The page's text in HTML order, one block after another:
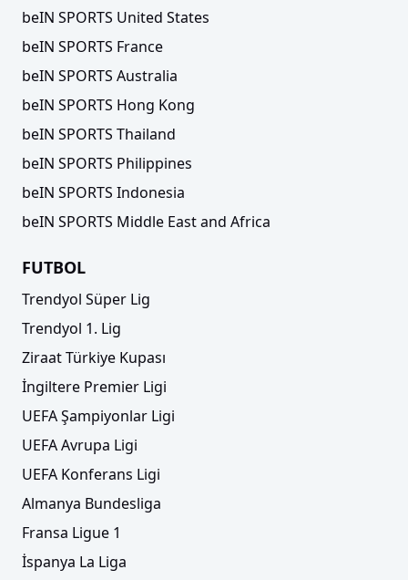
beIN SPORTS United States
beIN SPORTS France
beIN SPORTS Australia
beIN SPORTS Hong Kong
beIN SPORTS Thailand
beIN SPORTS Philippines
beIN SPORTS Indonesia
beIN SPORTS Middle East and Africa
FUTBOL
Trendyol Süper Lig
Trendyol 1. Lig
Ziraat Türkiye Kupası
İngiltere Premier Ligi
UEFA Şampiyonlar Ligi
UEFA Avrupa Ligi
UEFA Konferans Ligi
Almanya Bundesliga
Fransa Ligue 1
İspanya La Liga